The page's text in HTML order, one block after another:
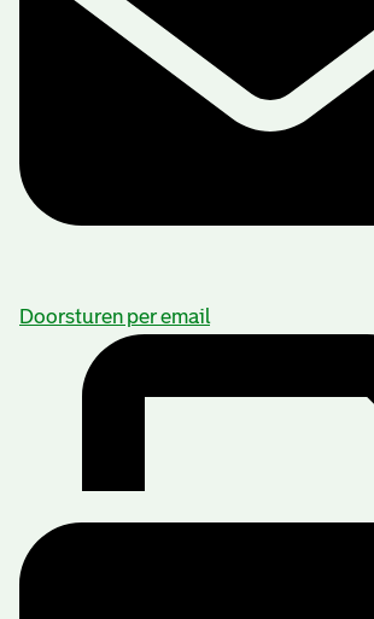
Doorsturen per email